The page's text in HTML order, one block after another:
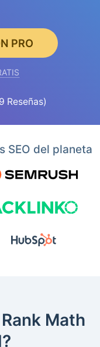
PRO
Reseñas)
SEO del planeta
Math